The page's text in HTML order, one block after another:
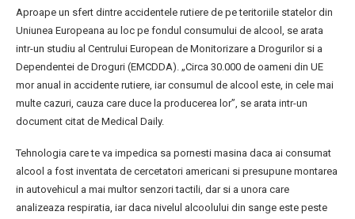
Aproape un sfert dintre accidentele rutiere de pe teritoriile statelor din
Uniunea Europeana au loc pe fondul consumului de alcool, se arata
intr-un studiu al Centrului European de Monitorizare a Drogurilor si a
Dependentei de Droguri (EMCDDA). „Circa 30.000 de oameni din UE
mor anual in accidente rutiere, iar consumul de alcool este, in cele mai
multe cazuri, cauza care duce la producerea lor”, se arata intr-un
document citat de Medical Daily.
Tehnologia care te va impedica sa pornesti masina daca ai consumat
alcool a fost inventata de cercetatori americani si presupune montarea
in autovehicul a mai multor senzori tactili, dar si a unora care
analizeaza respiratia, iar daca nivelul alcoolului din sange este peste